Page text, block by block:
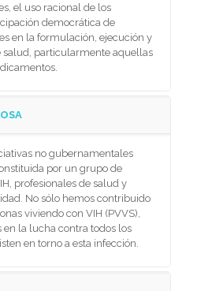
el uso racional de los
democrática de
en la formulación, ejecución y
salud, particularmente aquellas
no gubernamentales
por un grupo de
profesionales de salud y
No sólo hemos contribuido
viviendo con VIH (PVVS),
en la lucha contra todos los
en torno a esta infección.